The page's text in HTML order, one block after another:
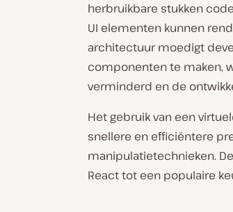
herbruikbare stukken
UI elementen kunnen
architectuur moedigt
componenten te maken,
verminderd en de
Het gebruik van een
snellere en efficiëntere
manipulatietechnieken.
React tot een populaire